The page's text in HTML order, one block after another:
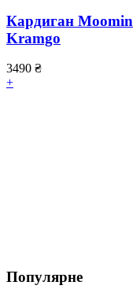
Кардиган Moomin
Kramgo
3490 ₴
+
Популярне